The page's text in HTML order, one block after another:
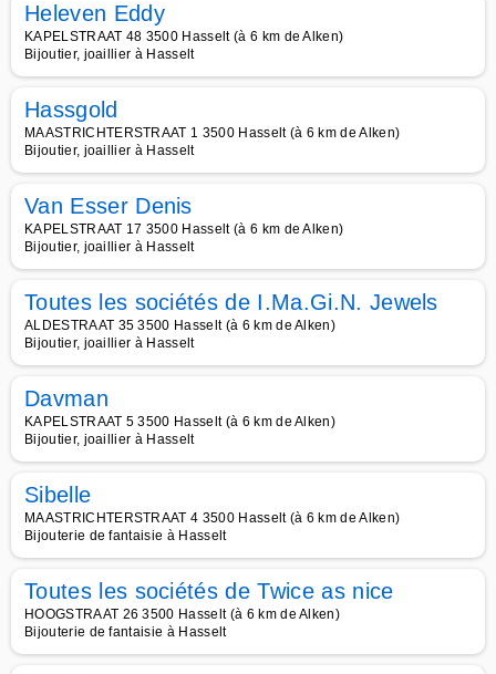
Heleven Eddy
KAPELSTRAAT 48 3500 Hasselt (à 6 km de Alken)
Bijoutier, joaillier à Hasselt
Hassgold
MAASTRICHTERSTRAAT 1 3500 Hasselt (à 6 km de Alken)
Bijoutier, joaillier à Hasselt
Van Esser Denis
KAPELSTRAAT 17 3500 Hasselt (à 6 km de Alken)
Bijoutier, joaillier à Hasselt
Toutes les sociétés de I.Ma.Gi.N. Jewels
ALDESTRAAT 35 3500 Hasselt (à 6 km de Alken)
Bijoutier, joaillier à Hasselt
Davman
KAPELSTRAAT 5 3500 Hasselt (à 6 km de Alken)
Bijoutier, joaillier à Hasselt
Sibelle
MAASTRICHTERSTRAAT 4 3500 Hasselt (à 6 km de Alken)
Bijouterie de fantaisie à Hasselt
Toutes les sociétés de Twice as nice
HOOGSTRAAT 26 3500 Hasselt (à 6 km de Alken)
Bijouterie de fantaisie à Hasselt